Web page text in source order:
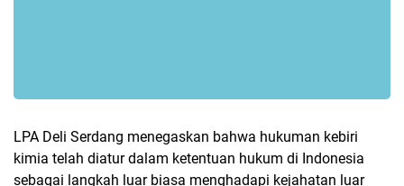
LPA Deli Serdang menegaskan bahwa hukuman kebiri
kimia telah diatur dalam ketentuan hukum di Indonesia
sebagai langkah luar biasa menghadapi kejahatan luar